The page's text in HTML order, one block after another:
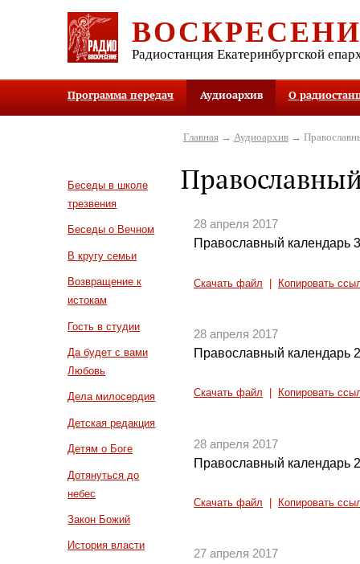
Радиостанция Екатеринбургской
Программа передач Аудиоархив О
Беседы в школе
трезвения
Беседы о Вечном
В кругу семьи
Возвращение к
истокам
Гость в студии
Да будет с вами
Любовь
Дела милосердия
Детская редакция
Детям о Боге
Дотянуться до
небес
Закон Божий
История власти
Главная→ Аудиоархив→
28 апреля 2017
Православный календарь
Скачать файл Копировать
28 апреля 2017
Православный календарь
Скачать файл Копировать
28 апреля 2017
Православный календарь
Скачать файл Копировать
27 апреля 2017